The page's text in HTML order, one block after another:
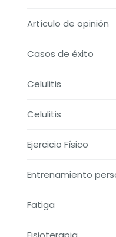
Artículo de opinión
Casos de éxito
Celulitis
Celulitis
Ejercicio Físico
Entrenamiento
Fatiga